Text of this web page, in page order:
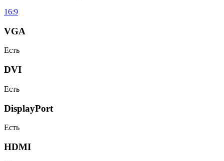
16:9
VGA
Есть
DVI
Есть
DisplayPort
Есть
HDMI